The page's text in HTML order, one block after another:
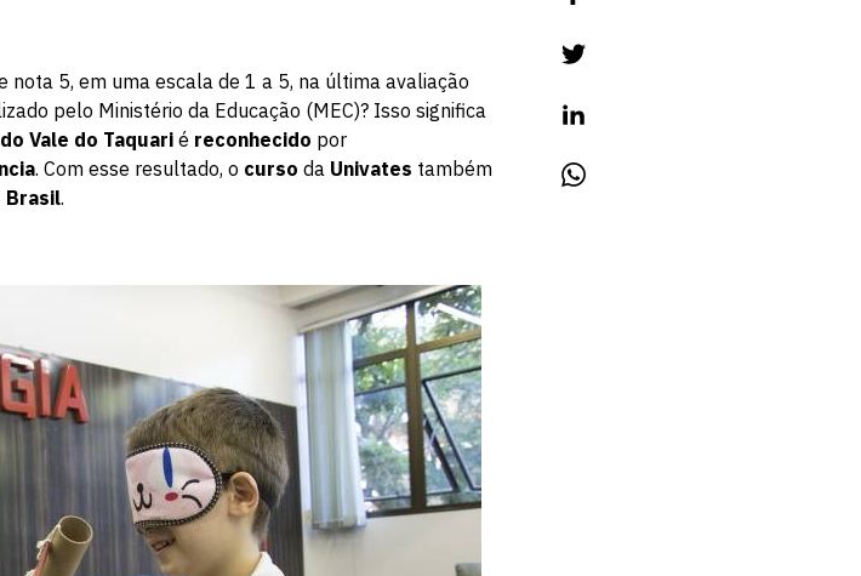
nota 5, em uma escala de 1 a 5, na última avaliação
pelo Ministério da Educação (MEC)? Isso significa
Vale do Taquarié reconhecido por
. Com esse resultado, o curso da Univates também
Brasil.